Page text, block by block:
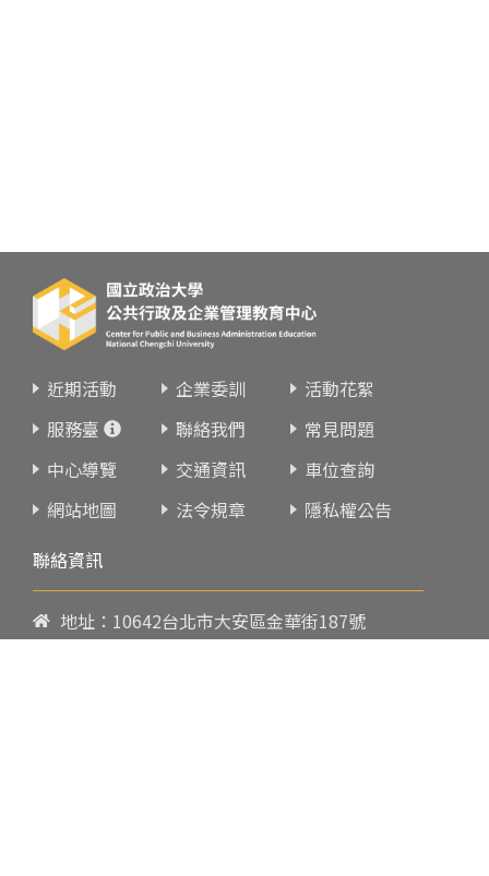
近期活動 企業委訓
活動花絮
服務臺
聯絡我們
常見問題
中心導覽
交通資訊
車位查詢
網站地圖
法令規章
隱私權公告
聯絡資訊
地址：10642台北市大安區金華街187號